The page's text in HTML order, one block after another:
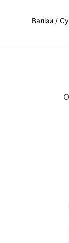
Валізи /